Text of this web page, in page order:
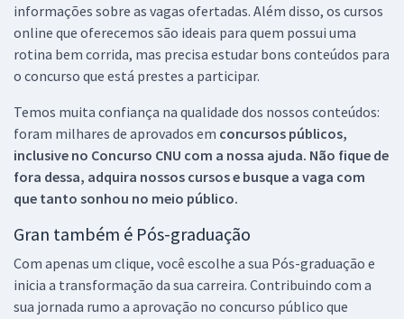
informações sobre as vagas ofertadas. Além disso, os cursos
online que oferecemos são ideais para quem possui uma
rotina bem corrida, mas precisa estudar bons conteúdos para
o concurso que está prestes a participar.
Temos muita confiança na qualidade dos nossos conteúdos:
foram milhares de aprovados em concursos públicos,
inclusive no Concurso CNU com a nossa ajuda. Não fique de
fora dessa, adquira nossos cursos e busque a vaga com
que tanto sonhou no meio público.
Gran também é Pós-graduação
Com apenas um clique, você escolhe a sua Pós-graduação e
inicia a transformação da sua carreira. Contribuindo com a
sua jornada rumo a aprovação no concurso público que